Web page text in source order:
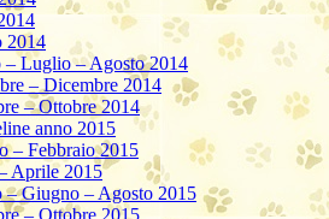
2014
– Luglio – Agosto 2014
– Dicembre 2014
– Ottobre 2014
anno 2015
– Febbraio 2015
Aprile 2015
– Giugno – Agosto 2015
– Ottobre 2015